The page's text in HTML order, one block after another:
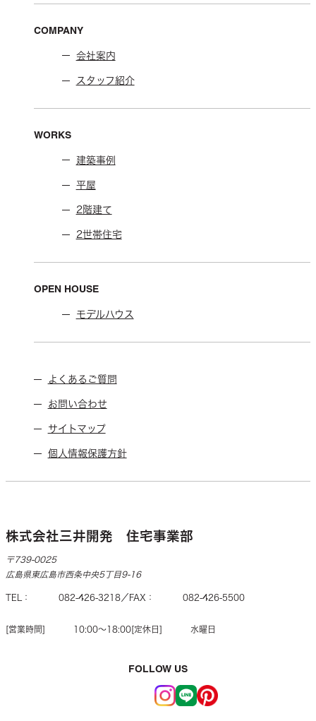
株式会社三井開発 住宅事業部
〒739-0025
広島県東広島市西条中央5丁目9-16
TEL 082-426-3218 FAX 082-426-5500
営業時間 10:00〜18:00 定休日 水曜日
FOLLOW US
COMPANY
会社案内
スタッフ紹介
WORKS
建築事例
平屋
2階建て
2世帯住宅
OPEN HOUSE
モデルハウス
よくあるご質問
お問い合わせ
サイトマップ
個人情報保護方針